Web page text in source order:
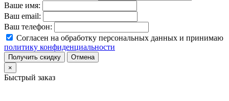
Ваше имя:
Ваш email:
Ваш телефон:
Согласен на обработку персональных данных и принимаю
политику конфиденциальности
Получить скидку
Отмена
×
Быстрый заказ